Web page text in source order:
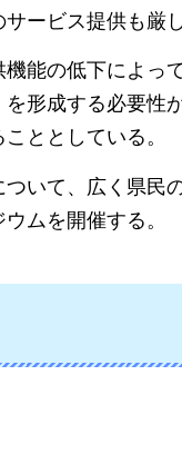
ービス提供も厳
能の低下によっ
形成する必要性
ととしている。
いて、広く県民
ムを開催する。